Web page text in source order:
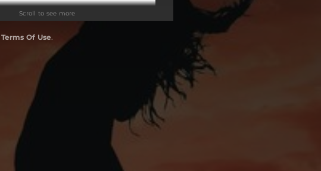
Scroll to see more
Terms Of Use.